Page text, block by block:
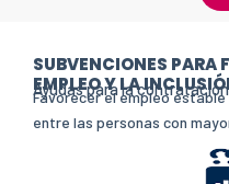
SUBVENCIONES PARA
EMPLEO Y LA
Ayudas para la
Favorecer el empleo
entre las personas con